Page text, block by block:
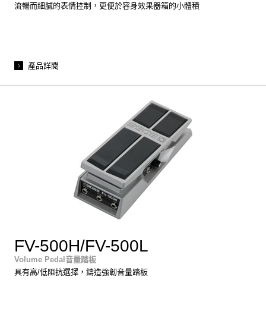
流暢而細膩的表情控制，更便於容身效果器箱的小體積
產品詳閱
FV-500H/FV-500L
Volume Pedal音量踏板
具有高/低阻抗選擇，鑄造強韌音量踏板